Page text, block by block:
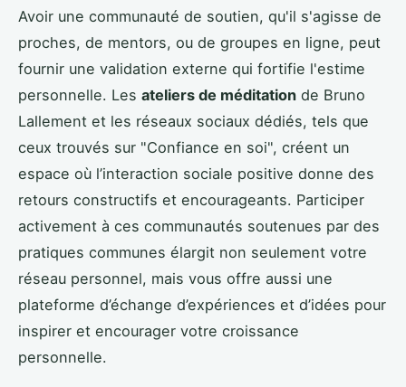
Avoir une communauté de soutien, qu'il s'agisse de
proches, de mentors, ou de groupes en ligne, peut
fournir une validation externe qui fortifie l'estime
personnelle. Les ateliers de méditation de Bruno
Lallement et les réseaux sociaux dédiés, tels que
ceux trouvés sur "Confiance en soi", créent un
espace où l’interaction sociale positive donne des
retours constructifs et encourageants. Participer
activement à ces communautés soutenues par des
pratiques communes élargit non seulement votre
réseau personnel, mais vous offre aussi une
plateforme d’échange d’expériences et d’idées pour
inspirer et encourager votre croissance
personnelle.